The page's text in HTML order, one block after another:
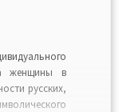
женщины в
русских,